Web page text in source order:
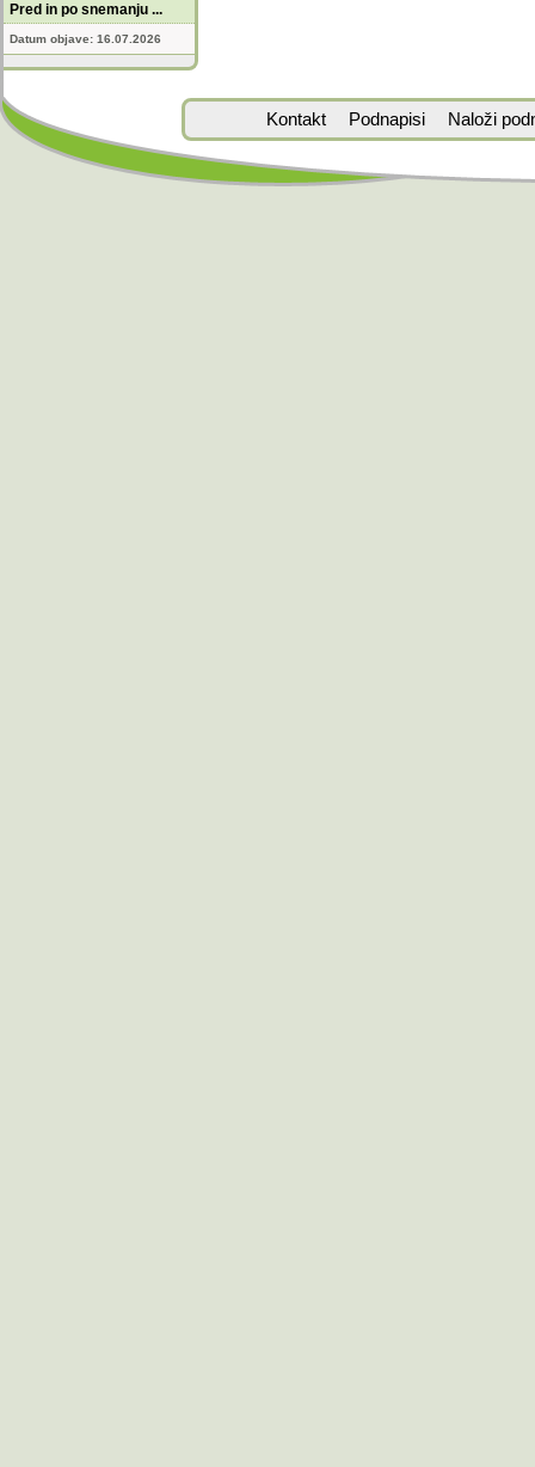
Pred in po snemanju ...
Datum objave: 16.07.2026
Kontakt Podnapisi Naloži